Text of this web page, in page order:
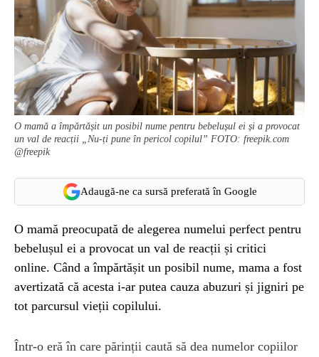
O mamă a împărtășit un posibil nume pentru bebelușul ei și a provocat
un val de reacții „Nu-ți pune în pericol copilul” FOTO: freepik.com
@freepik
Adaugă-ne ca sursă preferată în Google
O mamă preocupată de alegerea numelui perfect pentru
bebelușul ei a provocat un val de reacții și critici
online. Când a împărtășit un posibil nume, mama a fost
avertizată că acesta i-ar putea cauza abuzuri și jigniri pe
tot parcursul vieții copilului.
Într-o eră în care părinții caută să dea numelor copiilor